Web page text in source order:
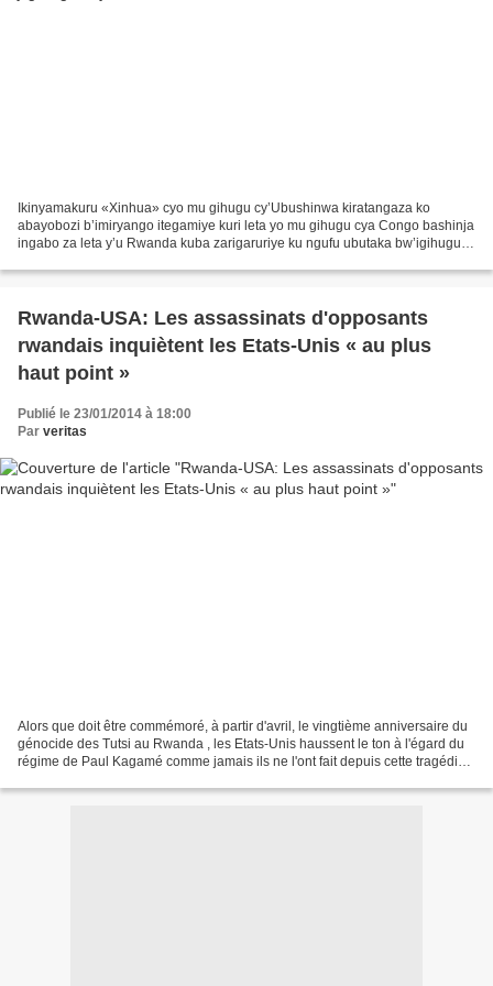
Ikinyamakuru «Xinhua» cyo mu gihugu cy’Ubushinwa kiratangaza ko
abayobozi b’imiryango itegamiye kuri leta yo mu gihugu cya Congo bashinja
ingabo za leta y’u Rwanda kuba zarigaruriye ku ngufu ubutaka bw’igihugu
Rwanda-USA: Les assassinats d'opposants
rwandais inquiètent les Etats-Unis « au plus
haut point »
Publié le 23/01/2014 à 18:00
Par veritas
Alors que doit être commémoré, à partir d'avril, le vingtième anniversaire du
génocide des Tutsi au Rwanda , les Etats-Unis haussent le ton à l'égard du
régime de Paul Kagamé comme jamais ils ne l'ont fait depuis cette tragédie.